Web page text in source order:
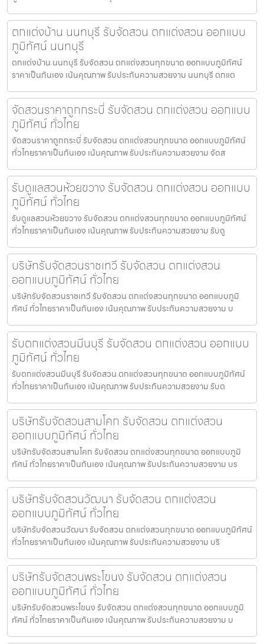
ตกแต่งบ้าน นนทบุรี รับจัดสวน ตกแต่งสวน ออกแบบ
ภูมิทัศน์ นนทบุรี
ตกแต่งบ้าน นนทบุรี รับจัดสวน ตกแต่งสวนทุกขนาด ออกแบบภูมิทัศน์
ราคาเป็นกันเอง เน้นคุณภาพ รับประกันความสวยงาม นนทบุรี ตกแต
จัดสวนราคาถูกกระบี่ รับจัดสวน ตกแต่งสวน ออกแบบ
ภูมิทัศน์ ทั่วไทย
จัดสวนราคาถูกกระบี่ รับจัดสวน ตกแต่งสวนทุกขนาด ออกแบบภูมิทัศน์
ทั่วไทยราคาเป็นกันเอง เน้นคุณภาพ รับประกันความสวยงาม จัดส
รับดูแลสวนห้วยขวาง รับจัดสวน ตกแต่งสวน ออกแบบ
ภูมิทัศน์ ทั่วไทย
รับดูแลสวนห้วยขวาง รับจัดสวน ตกแต่งสวนทุกขนาด ออกแบบภูมิทัศน์
ทั่วไทยราคาเป็นกันเอง เน้นคุณภาพ รับประกันความสวยงาม รับดู
บริษัทรับจัดสวนราชเทวี รับจัดสวน ตกแต่งสวน
ออกแบบภูมิทัศน์ ทั่วไทย
บริษัทรับจัดสวนราชเทวี รับจัดสวน ตกแต่งสวนทุกขนาด ออกแบบภูมิ
ทัศน์ ทั่วไทยราคาเป็นกันเอง เน้นคุณภาพ รับประกันความสวยงาม บ
รับตกแต่งสวนมีนบุรี รับจัดสวน ตกแต่งสวน ออกแบบ
ภูมิทัศน์ ทั่วไทย
รับตกแต่งสวนมีนบุรี รับจัดสวน ตกแต่งสวนทุกขนาด ออกแบบภูมิทัศน์
ทั่วไทยราคาเป็นกันเอง เน้นคุณภาพ รับประกันความสวยงาม รับต
บริษัทรับจัดสวนสามโคก รับจัดสวน ตกแต่งสวน
ออกแบบภูมิทัศน์ ทั่วไทย
บริษัทรับจัดสวนสามโคก รับจัดสวน ตกแต่งสวนทุกขนาด ออกแบบภูมิ
ทัศน์ ทั่วไทยราคาเป็นกันเอง เน้นคุณภาพ รับประกันความสวยงาม บร
บริษัทรับจัดสวนวัฒนา รับจัดสวน ตกแต่งสวน
ออกแบบภูมิทัศน์ ทั่วไทย
บริษัทรับจัดสวนวัฒนา รับจัดสวน ตกแต่งสวนทุกขนาด ออกแบบภูมิทัศน์
ทั่วไทยราคาเป็นกันเอง เน้นคุณภาพ รับประกันความสวยงาม บริ
บริษัทรับจัดสวนพระโขนง รับจัดสวน ตกแต่งสวน
ออกแบบภูมิทัศน์ ทั่วไทย
บริษัทรับจัดสวนพระโขนง รับจัดสวน ตกแต่งสวนทุกขนาด ออกแบบภูมิ
ทัศน์ ทั่วไทยราคาเป็นกันเอง เน้นคุณภาพ รับประกันความสวยงาม บ